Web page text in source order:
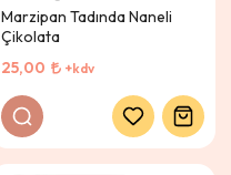
Marzipan Tadında Naneli
Çikolata
25,00
+kdv